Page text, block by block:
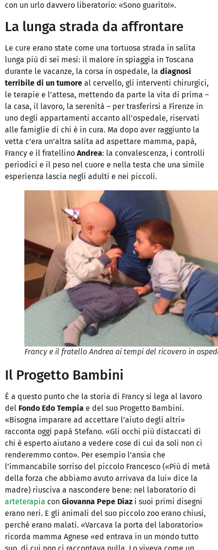
con un urlo davvero liberatorio: «Sono guarito!».
La lunga strada da affrontare
Le cure erano state come una tortuosa strada in salita
lunga più di sei mesi: il malore in spiaggia in Toscana
durante le vacanze, la corsa in ospedale, la diagnosi
terribile di un tumore al cervello, gli interventi chirurgici,
le terapie e l’attesa, mettendo da parte la vita di prima –
la casa, il lavoro, la serenità – per trasferirsi a Firenze in
uno degli appartamenti accanto all’ospedale, riservati
alle famiglie di chi è in cura. Ma dopo aver raggiunto la
vetta c’era un’altra salita ad aspettare mamma, papà,
Francy e il fratellino Andrea: la convalescenza, i controlli
periodici e il peso nel cuore e nella testa che una simile
esperienza lascia negli adulti e nei piccoli.
Francy e il fratello Andrea ai tempi del ricovero in
Il Progetto Bambini
È a questo punto che la storia di Francy si lega al lavoro
del Fondo Edo Tempia e del suo Progetto Bambini.
«Bisogna imparare ad accettare l’aiuto degli altri»
racconta oggi papà Stefano. «Gli occhi più distaccati di
chi è esperto aiutano a vedere cose di cui da soli non ci
renderemmo conto». Per esempio l’ansia che
l’immancabile sorriso del piccolo Francesco («Più di metà
della forza che abbiamo avuto arrivava da lui» dice la
madre) riusciva a nascondere bene: nel laboratorio di
arteterapia con Giovanna Pepe Diaz i suoi primi disegni
erano neri. E gli animali del suo piccolo zoo erano chiusi,
perché erano malati. «Varcava la porta del laboratorio»
ricorda mamma Agnese «ed entrava in un mondo tutto